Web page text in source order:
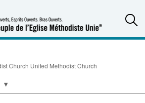
Church United Methodist Church
▼